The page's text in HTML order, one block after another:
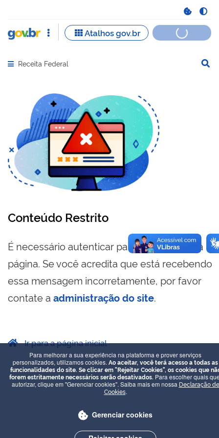
Abrir menu principal de navegação
Receita Federal
Conteúdo Restrito
É necessário autenticar para visualizar essa
página. Se você acredita que está recebendo
essa mensagem incorretamente, por favor
contate a administração do site.
Ir para a página inicial
Para melhorar a sua experiência na plataforma e prover serviços
personalizados, utilizamos cookies. Ao aceitar, você terá acesso a todas as
funcionalidades do site. Se clicar em "Rejeitar Cookies", os cookies que
forem estritamente necessários serão desativados. Para escolher quais
autorizar, clique em "Gerenciar cookies". Saiba mais em nossa Declaração de
Cookies.
Gerenciar cookies